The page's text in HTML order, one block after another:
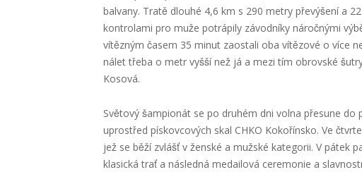
balvany. Tratě dlouhé 4,6 km s 290 metry převýšení a
kontrolami pro muže potrápily závodníky náročnými
vítězným časem 35 minut zaostali oba vítězové o více
nálet třeba o metr vyšší než já a mezi tím obrovské
Kosová.
Světový šampionát se po druhém dni volna přesune
uprostřed pískovcových skal CHKO Kokořínsko. Ve
jež se běží zvlášť v ženské a mužské kategorii. V pátek
klasická trať a následná medailová ceremonie a